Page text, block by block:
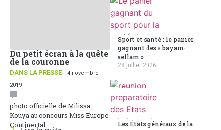
Du petit écran à la quête
de la couronne
DANS LA PRESSE - 4 novembre
2019
photo officielle de Milissa
Kouya au concours Miss Europe
Continental...
Sport et santé : le panier
gagnant des « bayam-
sellam »
28 juillet 2026
Les États généraux de la